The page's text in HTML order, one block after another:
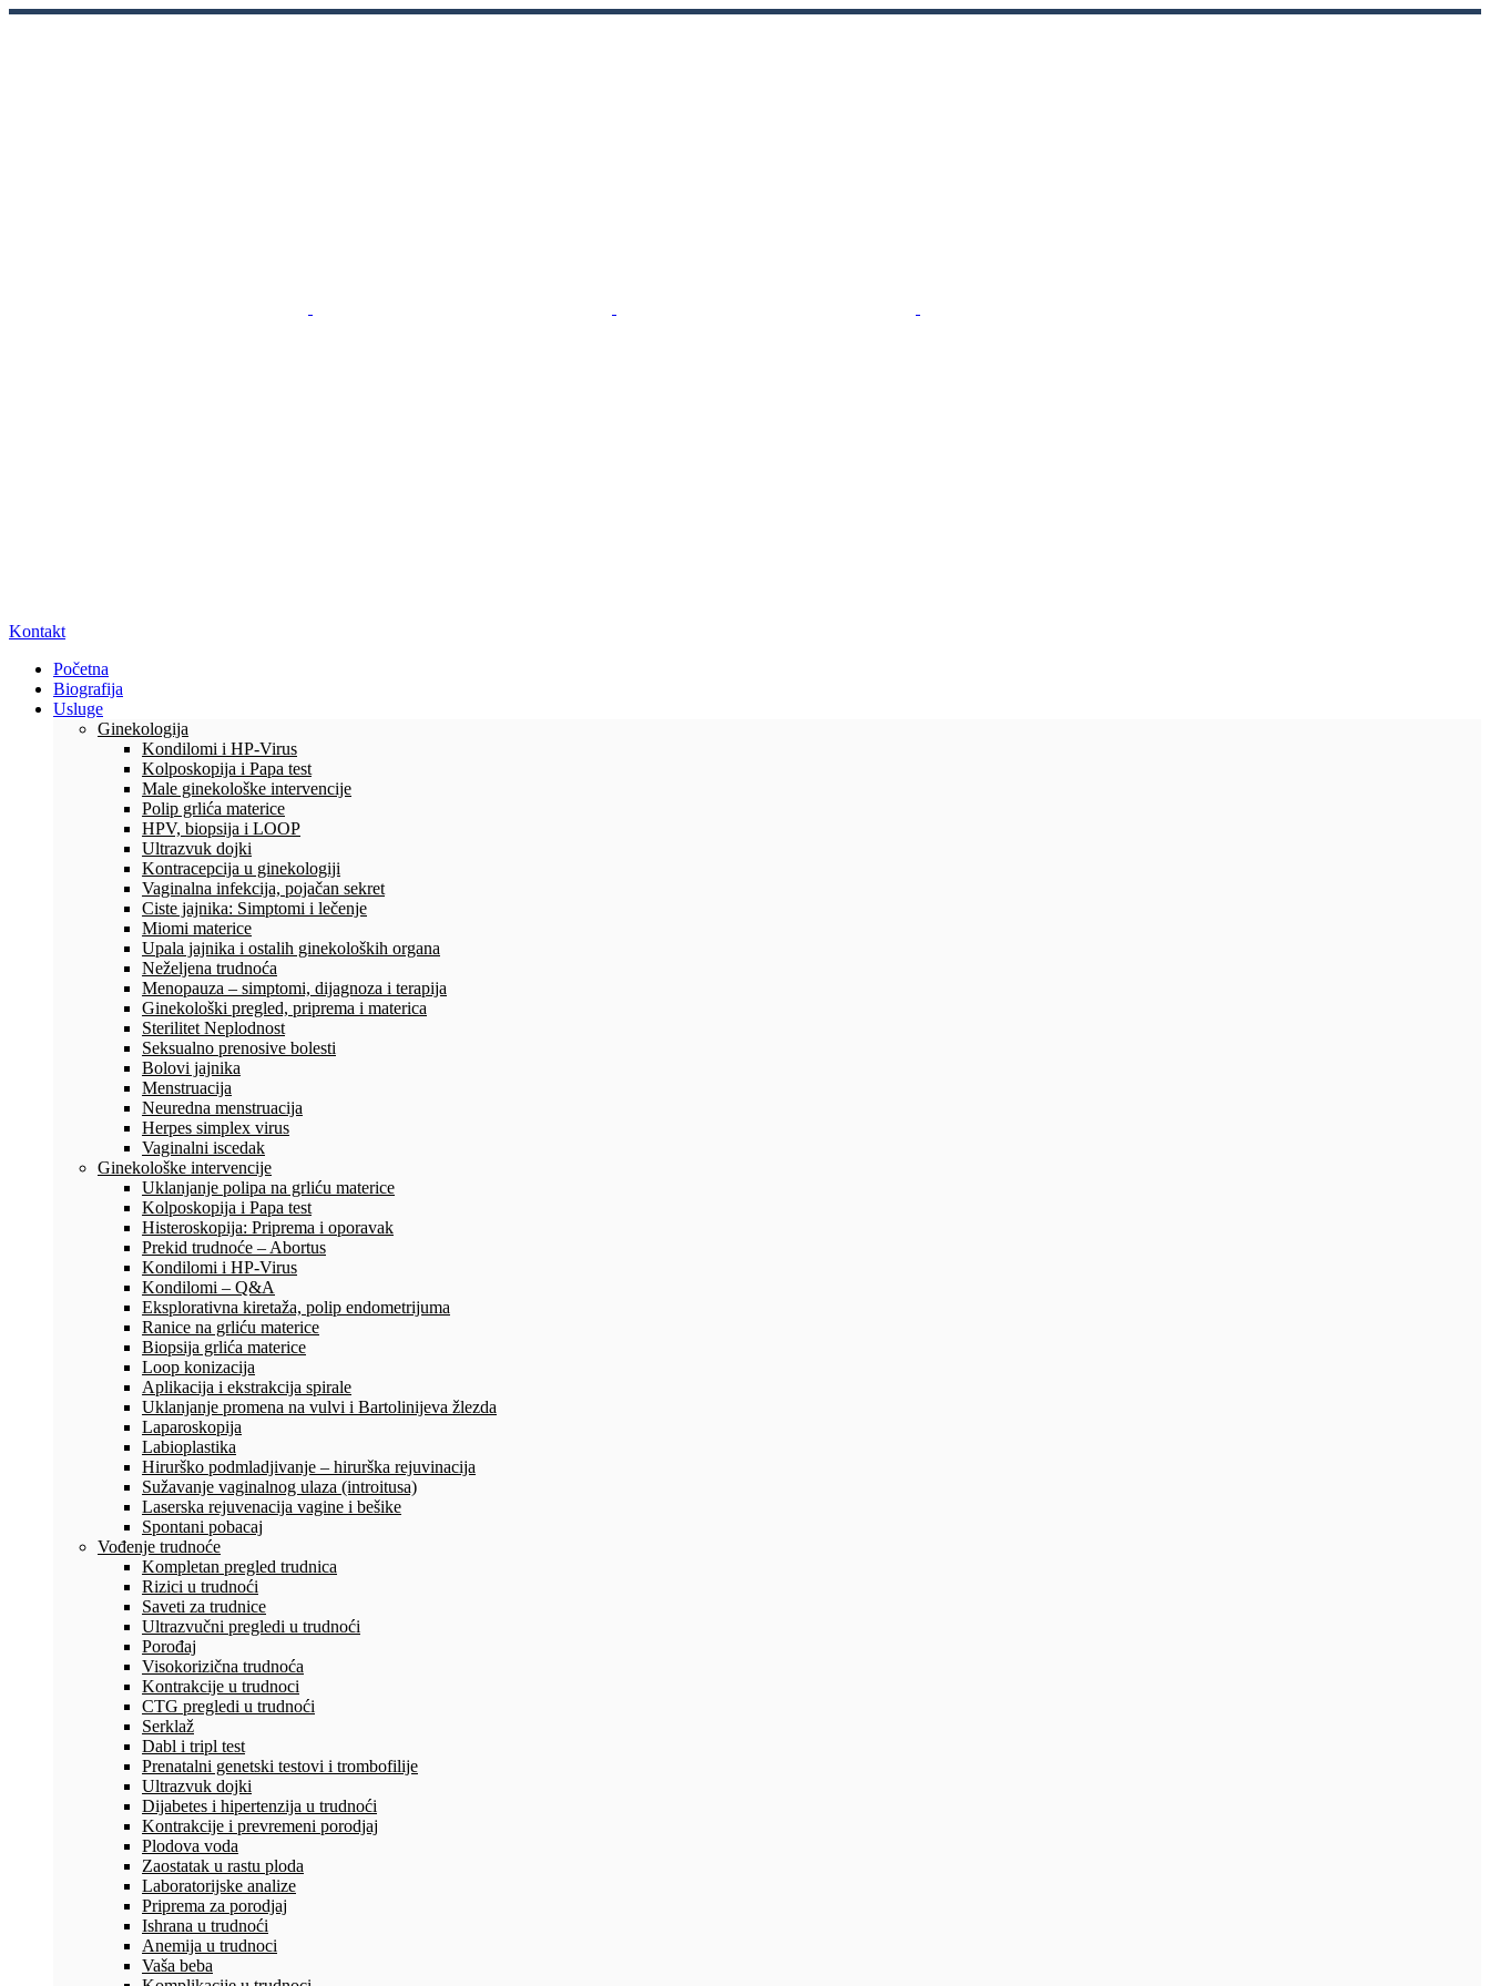
Kontakt
Početna
Biografija
Usluge
Ginekologija
Kondilomi i HP-Virus
Kolposkopija i Papa test
Male ginekološke intervencije
Polip grlića materice
HPV, biopsija i LOOP
Ultrazvuk dojki
Kontracepcija u ginekologiji
Vaginalna infekcija, pojačan sekret
Ciste jajnika: Simptomi i lečenje
Miomi materice
Upala jajnika i ostalih ginekoloških organa
Neželjena trudnoća
Menopauza – simptomi, dijagnoza i terapija
Ginekološki pregled, priprema i materica
Sterilitet Neplodnost
Seksualno prenosive bolesti
Bolovi jajnika
Menstruacija
Neuredna menstruacija
Herpes simplex virus
Vaginalni iscedak
Ginekološke intervencije
Uklanjanje polipa na grliću materice
Kolposkopija i Papa test
Histeroskopija: Priprema i oporavak
Prekid trudnoće – Abortus
Kondilomi i HP-Virus
Kondilomi – Q&A
Eksplorativna kiretaža, polip endometrijuma
Ranice na grliću materice
Biopsija grlića materice
Loop konizacija
Aplikacija i ekstrakcija spirale
Uklanjanje promena na vulvi i Bartolinijeva žlezda
Laparoskopija
Labioplastika
Hirurško podmladjivanje – hirurška rejuvinacija
Sužavanje vaginalnog ulaza (introitusa)
Laserska rejuvenacija vagine i bešike
Spontani pobacaj
Vođenje trudnoće
Kompletan pregled trudnica
Rizici u trudnoći
Saveti za trudnice
Ultrazvučni pregledi u trudnoći
Porođaj
Visokorizična trudnoća
Kontrakcije u trudnoci
CTG pregledi u trudnoći
Serklaž
Dabl i tripl test
Prenatalni genetski testovi i trombofilije
Ultrazvuk dojki
Dijabetes i hipertenzija u trudnoći
Kontrakcije i prevremeni porodjaj
Plodova voda
Zaostatak u rastu ploda
Laboratorijske analize
Priprema za porodjaj
Ishrana u trudnoći
Anemija u trudnoci
Vaša beba